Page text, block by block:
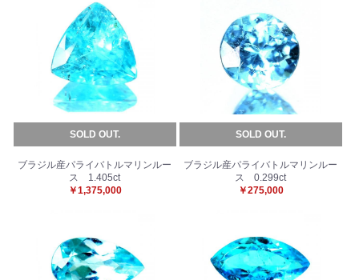
SOLD OUT.
ブラジル産パライバトルマリンルー
ス 1.405ct
￥1,375,000
SOLD OUT.
ブラジル産パライバトルマリンルー
ス 0.299ct
￥275,000